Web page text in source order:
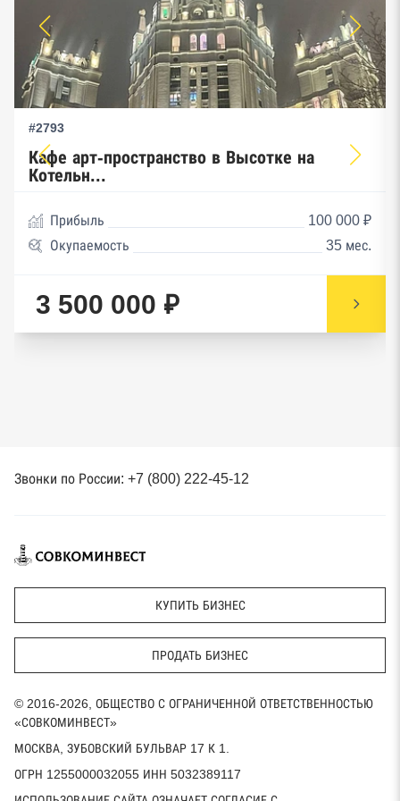
#2793
Кафе арт-пространство в Высотке на
Котельн...
Прибыль
100 000 ₽
Окупаемость
35 мес.
3 500 000 ₽
Звонки по России: +7 (800) 222-45-12
КУПИТЬ БИЗНЕС
ПРОДАТЬ БИЗНЕС
© 2016-2026, ОБЩЕСТВО С ОГРАНИЧЕННОЙ ОТВЕТСТВЕННОСТЬЮ
«СОВКОМИНВЕСТ»
МОСКВА, ЗУБОВСКИЙ БУЛЬВАР 17 К 1.
ОГРН 1255000032055 ИНН 5032389117